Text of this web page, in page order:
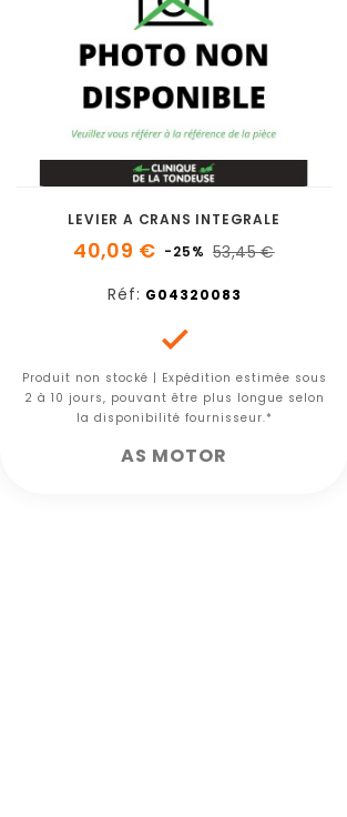
LEVIER A CRANS INTEGRALE
40,09 € -25% 53,45 €
Réf: G04320083

Produit non stocké | Expédition estimée sous
2 à 10 jours, pouvant être plus longue selon
la disponibilité fournisseur.*
AS MOTOR